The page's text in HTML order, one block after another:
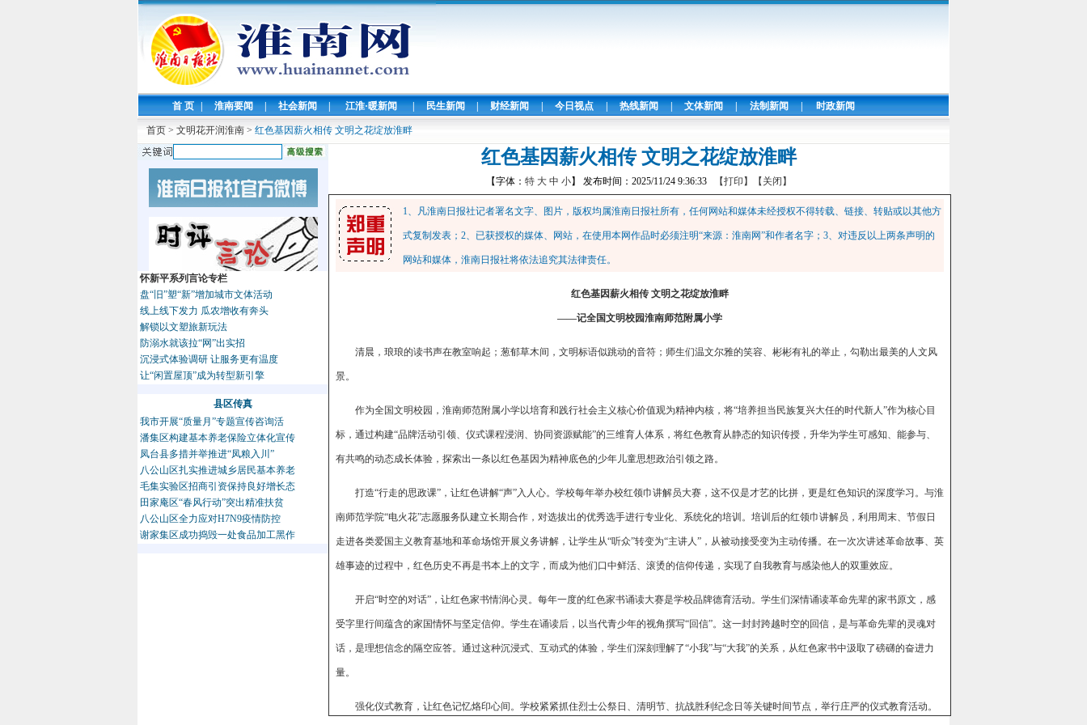
首 页 | 淮南要闻 | 社会新闻 | 江淮·暖新闻 | 民生新闻 | 财经新闻 | 今日视点 | 热线新闻 | 文体新闻 | 法制新闻 | 时政新闻
首页 > 文明花开润淮南 > 红色基因薪火相传 文明之花绽放淮畔
怀新平系列言论专栏
盘“旧”塑“新”增加城市文体活动
线上线下发力 瓜农增收有奔头
解锁以文塑旅新玩法
防溺水就该拉“网”出实招
沉浸式体验调研 让服务更有温度
让“闲置屋顶”成为转型新引擎
县区传真
我市开展“质量月”专题宣传咨询活
潘集区构建基本养老保险立体化宣传
凤台县多措并举推进“凤粮入川”
八公山区扎实推进城乡居民基本养老
毛集实验区招商引资保持良好增长态
田家庵区“春风行动”突出精准扶贫
八公山区全力应对H7N9疫情防控
谢家集区成功捣毁一处食品加工黑作
红色基因薪火相传 文明之花绽放淮畔
【字体： 特 大 中 小】 发布时间：2025/11/24 9:36:33 【打印】 【关闭】
1、凡淮南日报社记者署名文字、图片，版权均属淮南日报社所有，任何网站和媒体未经授权不得转载、链接、转贴或以其他方
式复制发表；2、已获授权的媒体、网站，在使用本网作品时必须注明“来源：淮南网”和作者名字；3、对违反以上两条声明的
网站和媒体，淮南日报社将依法追究其法律责任。
红色基因薪火相传 文明之花绽放淮畔
——记全国文明校园淮南师范附属小学
清晨，琅琅的读书声在教室响起；葱郁草木间，文明标语似跳动的音符；师生们温文尔雅的笑容、彬彬有礼的举止，勾勒出最美的人文风
景。
作为全国文明校园，淮南师范附属小学以培育和践行社会主义核心价值观为精神内核，将“培养担当民族复兴大任的时代新人”作为核心目
标，通过构建“品牌活动引领、仪式课程浸润、协同资源赋能”的三维育人体系，将红色教育从静态的知识传授，升华为学生可感知、能参与、
有共鸣的动态成长体验，探索出一条以红色基因为精神底色的少年儿童思想政治引领之路。
打造“行走的思政课”，让红色讲解“声”入人心。学校每年举办校红领巾讲解员大赛，这不仅是才艺的比拼，更是红色知识的深度学习。与淮
南师范学院“电火花”志愿服务队建立长期合作，对选拔出的优秀选手进行专业化、系统化的培训。培训后的红领巾讲解员，利用周末、节假日
走进各类爱国主义教育基地和革命场馆开展义务讲解，让学生从“听众”转变为“主讲人”，从被动接受变为主动传播。在一次次讲述革命故事、英
雄事迹的过程中，红色历史不再是书本上的文字，而成为他们口中鲜活、滚烫的信仰传递，实现了自我教育与感染他人的双重效应。
开启“时空的对话”，让红色家书情润心灵。每年一度的红色家书诵读大赛是学校品牌德育活动。学生们深情诵读革命先辈的家书原文，感
受字里行间蕴含的家国情怀与坚定信仰。学生在诵读后，以当代青少年的视角撰写“回信”。这一封封跨越时空的回信，是与革命先辈的灵魂对
话，是理想信念的隔空应答。通过这种沉浸式、互动式的体验，学生们深刻理解了“小我”与“大我”的关系，从红色家书中汲取了磅礴的奋进力
量。
强化仪式教育，让红色记忆烙印心间。学校紧紧抓住烈士公祭日、清明节、抗战胜利纪念日等关键时间节点，举行庄严的仪式教育活动。